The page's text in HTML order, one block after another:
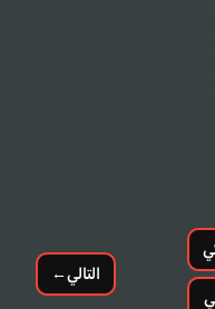
التالي←